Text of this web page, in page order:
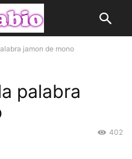
jamon de mono
palabra
402